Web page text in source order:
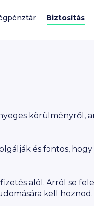
Biztosítás
körülményről,
és fontos,
alól. Arról se
kell hoznod.